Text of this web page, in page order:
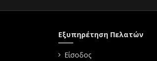
Εξυπηρέτηση Πελατών
Είσοδος